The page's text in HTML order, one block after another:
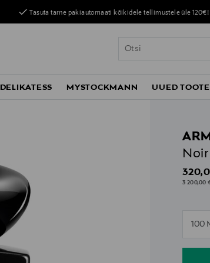
Tasuta tarne pakiautomaati kõikidele tellimustele üle 120€!
DELIKATESS MYSTOCKMANN UUED
3 200,00
100